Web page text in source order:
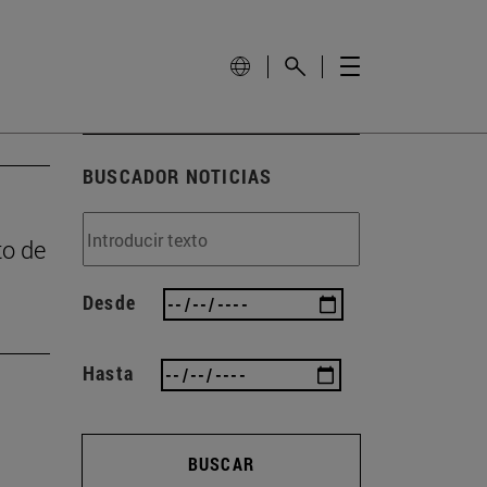
de
BUSCADOR NOTICIAS
Desde
Hasta
BUSCAR